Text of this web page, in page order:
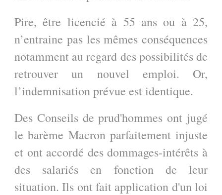
Pire, être licencié à 55 ans ou à 25,
n’entraine pas les mêmes conséquences
notamment au regard des possibilités de
retrouver un nouvel emploi. Or,
l’indemnisation prévue est identique.
Des Conseils de prud'hommes ont jugé
le barème Macron parfaitement injuste
et ont accordé des dommages-intérêts à
des salariés en fonction de leur
situation. Ils ont fait application d'un loi